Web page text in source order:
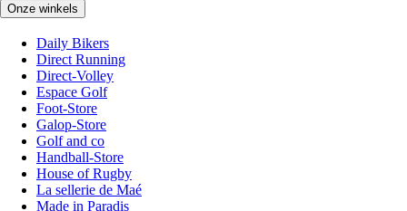
Onze winkels
Daily Bikers
Direct Running
Direct-Volley
Espace Golf
Foot-Store
Galop-Store
Golf and co
Handball-Store
House of Rugby
La sellerie de Maé
Made in Paradis